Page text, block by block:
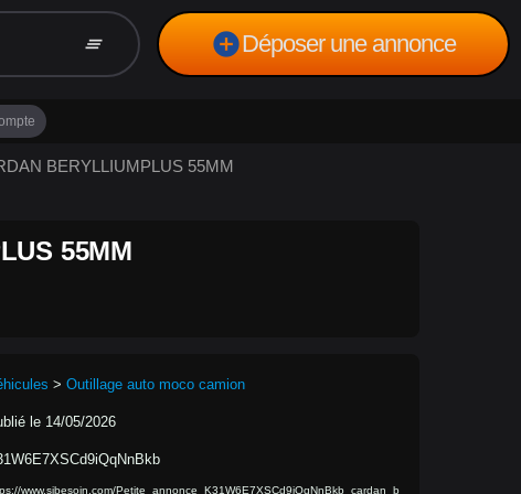
clear_all add_circleDéposer une annonce
BERYLLIUMPLUS 55MM
55MM
> Outillage auto moco camion
le 14/05/2026
www.sibesoin.com/Petite_annonce_K31W6E7XSCd9iQqNnBkb_cardan_b